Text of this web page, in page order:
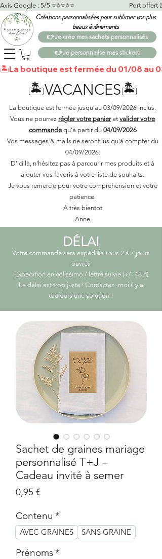
Créations personnalisées pour sublimer vos plus
beaux événements
👉Je crée mes sachets personnalisés
Avis Google : 5/5 ⭐️⭐️⭐️⭐️⭐️
👉Je personnalise mes stickers
🏝️La boutique est fermée du 01/08 au
🏝️VACANCES🏝️
La boutique est fermée jusqu'au 03/09/2026 inclus.
Vous ne pourrez régler votre panieret valider votre
commandequ'à partir du 04/09/2026
Vos messages & mails ne seront lus qu'à compter du
04/09/2026.
D'ici là, n'hésitez pas à parcourir mes produits et à
ajouter vos favoris à votre liste de souhaits.​
Je vous remercie pour votre compréhension et votre
patience.
A très bientot
Anne
DÉLAI
Votre commande sera expédiée sous 2 à 7 jours
ouvrés
Expédition en colissimo / lettre suivie (+/- 48 h)
Le délai est trop juste? Contactez -moi il y a
toujours une solution !
Sachet de graines mariage
personnalisé T+J –
Cadeau invité à semer
0,95 €Prix
Contenu *
AVEC GRAINES SANS GRAINE
Prénoms*